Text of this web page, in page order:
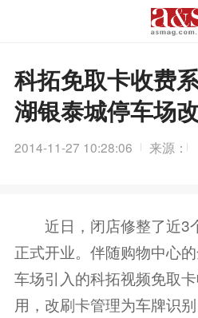
科拓免取卡收费
湖银泰城停车场
2014-11-27 10:28:06 来源：
近日，闭店修整了近3
正式开业。伴随购物中心
车场引入的科拓视频免取
用，改刷卡管理为车牌识